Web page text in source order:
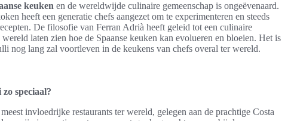
keuken en de wereldwijde culinaire gemeenschap is ongeëvenaard.
heeft een generatie chefs aangezet om te experimenteren en steeds
De filosofie van Ferran Adrià heeft geleid tot een culinaire
laten zien hoe de Spaanse keuken kan evolueren en bloeien. Het is
nog lang zal voortleven in de keukens van chefs overal ter wereld.
speciaal?
invloedrijke restaurants ter wereld, gelegen aan de prachtige Costa